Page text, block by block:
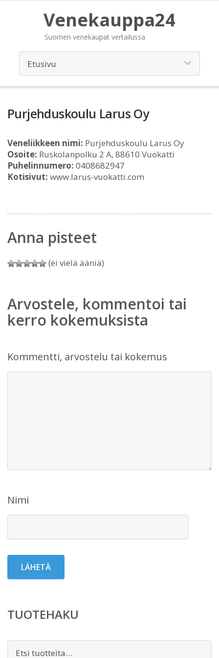
Venekauppa24
Suomen venekaupat vertailussa
Purjehduskoulu Larus Oy
Veneliikkeen nimi: Purjehduskoulu Larus Oy
Osoite: Ruskolanpolku 2 A, 88610 Vuokatti
Puhelinnumero: 0408682947
Kotisivut: www.larus-vuokatti.com
Anna pisteet
(ei vielä ääniä)
Arvostele, kommentoi tai
kerro kokemuksista
Kommentti, arvostelu tai kokemus
Nimi
TUOTEHAKU